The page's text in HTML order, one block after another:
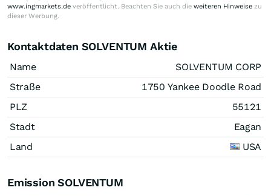
www.ingmarkets.de veröffentlicht. Beachten Sie auch die weiteren Hinweise zu
dieser Werbung.
Kontaktdaten SOLVENTUM Aktie
Name
SOLVENTUM CORP
Straße
1750 Yankee Doodle Road
PLZ
55121
Stadt
Eagan
Land
USA
Emission SOLVENTUM